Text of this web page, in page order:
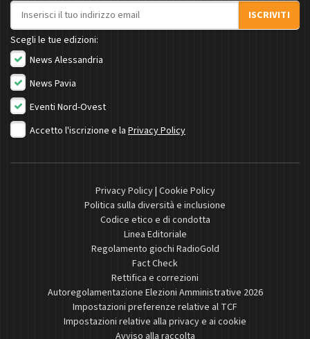
Indirizzo email
ISCRIVITI
Scegli le tue edizioni:
News Alessandria
News Pavia
Eventi Nord-Ovest
Accetto l'iscrizione e la Privacy Policy
Privacy Policy| Cookie Policy
Politica sulla diversità e inclusione
Codice etico e di condotta
Linea Editoriale
Regolamento giochi RadioGold
Fact Check
Rettifica e correzioni
Autoregolamentazione Elezioni Amministrative 2026
Impostazioni preferenze relative al TCF
Impostazioni relative alla privacy e ai cookie
Avviso alla raccolta